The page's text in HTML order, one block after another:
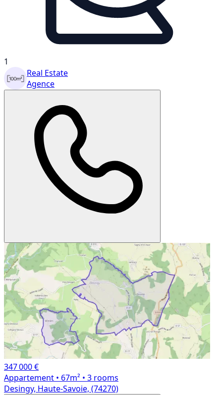
1
Real Estate
Agence
347 000 €
Appartement • 67m² • 3 rooms
Desingy, Haute-Savoie, (74270)